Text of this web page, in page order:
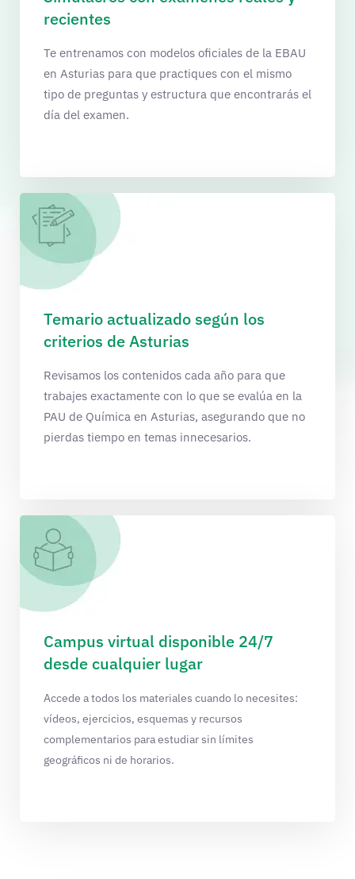
recientes
Te entrenamos con modelos oficiales de la EBAU
en Asturias para que practiques con el mismo
tipo de preguntas y estructura que encontrarás el
día del examen.
Temario actualizado según los
criterios de Asturias
Revisamos los contenidos cada año para que
trabajes exactamente con lo que se evalúa en la
PAU de Química en Asturias, asegurando que no
pierdas tiempo en temas innecesarios.
Campus virtual disponible 24/7
desde cualquier lugar
Accede a todos los materiales cuando lo necesites:
vídeos, ejercicios, esquemas y recursos
complementarios para estudiar sin límites
geográficos ni de horarios.